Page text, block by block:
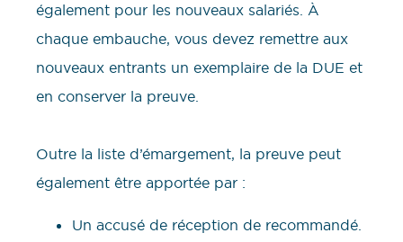
également pour les nouveaux salariés. À
chaque embauche, vous devez remettre aux
nouveaux entrants un exemplaire de la DUE et
en conserver la preuve.
Outre la liste d’émargement, la preuve peut
également être apportée par :
Un accusé de réception de recommandé.